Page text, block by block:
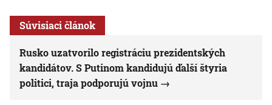
Súvisiaci článok
Rusko uzatvorilo registráciu prezidentských
kandidátov. S Putinom kandidujú ďalší štyria
politici, traja podporujú vojnu